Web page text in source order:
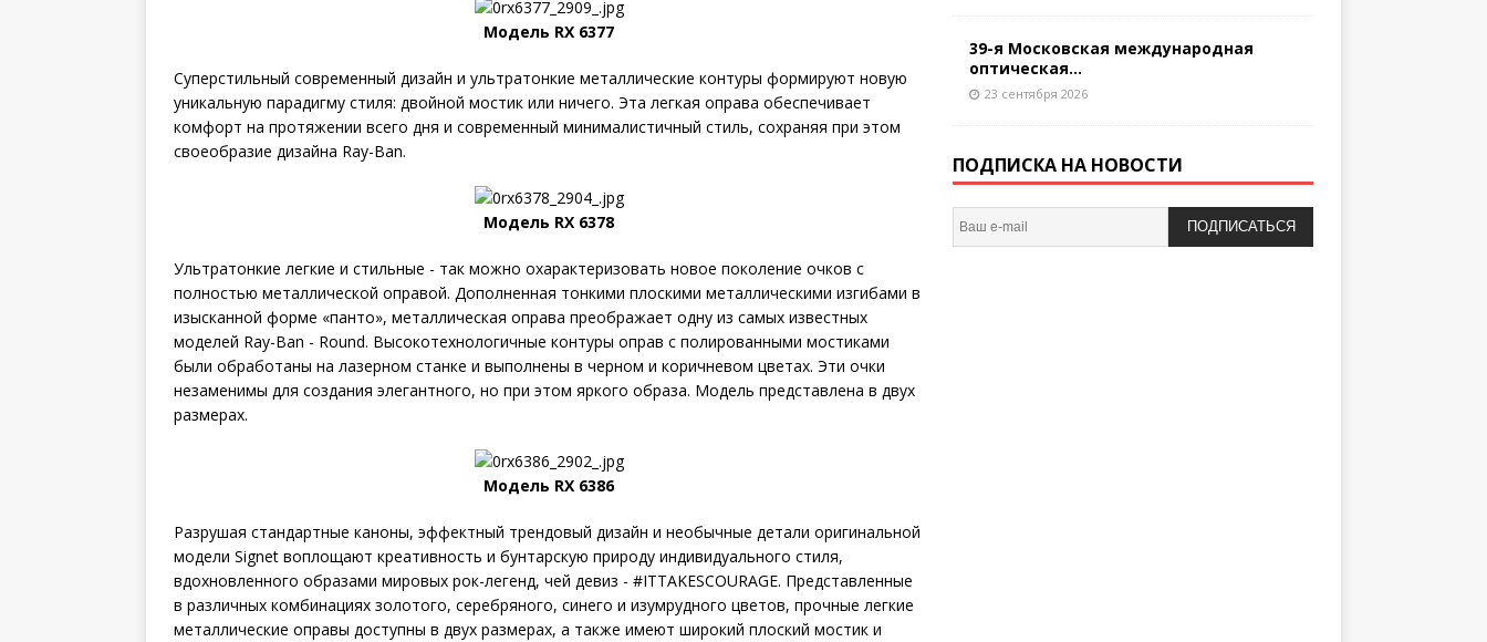
Модель RX 6377
Суперстильный современный дизайн и ультратонкие металлические контуры формируют новую
уникальную парадигму стиля: двойной мостик или ничего. Эта легкая оправа обеспечивает
комфорт на протяжении всего дня и современный минималистичный стиль, сохраняя при этом
своеобразие дизайна Ray-Ban.
Модель RX 6378
Ультратонкие легкие и стильные - так можно охарактеризовать новое поколение очков с
полностью металлической оправой. Дополненная тонкими плоскими металлическими изгибами в
изысканной форме «панто», металлическая оправа преображает одну из самых известных
моделей Ray-Ban - Round. Высокотехнологичные контуры оправ с полированными мостиками
были обработаны на лазерном станке и выполнены в черном и коричневом цветах. Эти очки
незаменимы для создания элегантного, но при этом яркого образа. Модель представлена в двух
размерах.
Модель RX 6386
Разрушая стандартные каноны, эффектный трендовый дизайн и необычные детали оригинальной
модели Signet воплощают креативность и бунтарскую природу индивидуального стиля,
вдохновленного образами мировых рок-легенд, чей девиз - #ITTAKESCOURAGE. Представленные
в различных комбинациях золотого, серебряного, синего и изумрудного цветов, прочные легкие
металлические оправы доступны в двух размерах, а также имеют широкий плоский мостик и
39-я Московская международная
оптическая...
23 сентября 2026
ПОДПИСКА НА НОВОСТИ
ПОДПИСАТЬСЯ